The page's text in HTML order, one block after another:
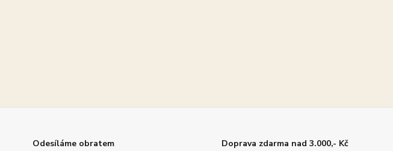
Odesíláme obratem
Doprava zdarma nad 3.000,- Kč